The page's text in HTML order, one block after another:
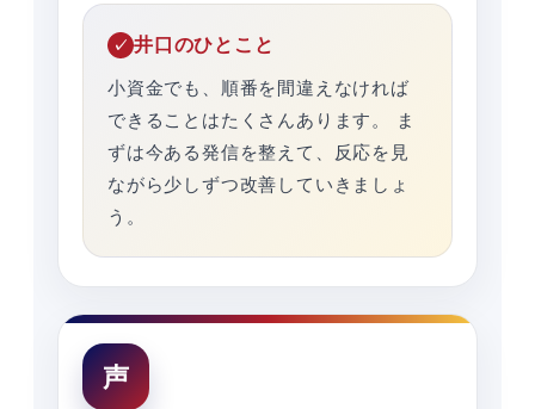
井口のひとこと
小資金でも、順番を間違えなければ
できることはたくさんあります。 ま
ずは今ある発信を整えて、反応を見
ながら少しずつ改善していきましょ
う。
声